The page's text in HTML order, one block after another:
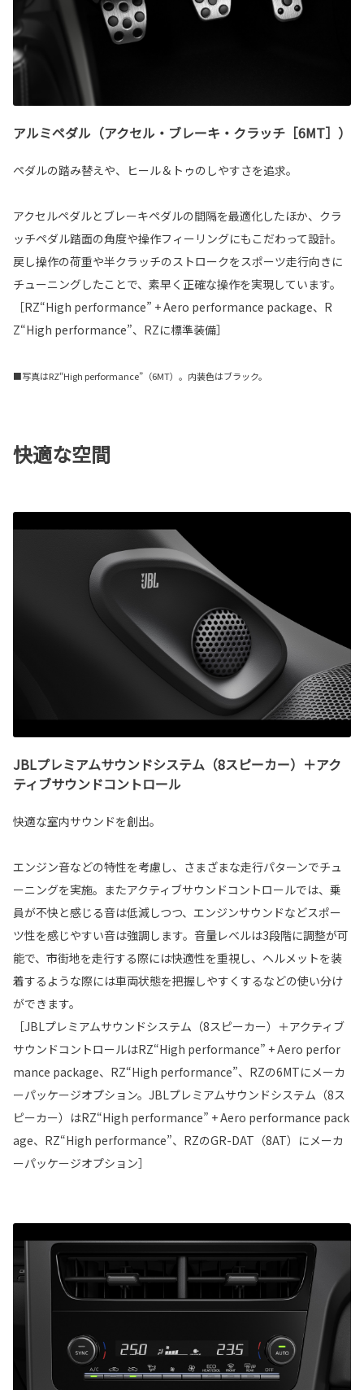
アルミペダル（アクセル・ブレーキ・クラッチ［6MT］）
ペダルの踏み替えや、ヒール＆トゥのしやすさを追求。
アクセルペダルとブレーキペダルの間隔を最適化したほか、クラ
ッチペダル踏面の角度や操作フィーリングにもこだわって設計。
戻し操作の荷重や半クラッチのストロークをスポーツ走行向きに
チューニングしたことで、素早く正確な操作を実現しています。
［RZ“High performance” + Aero performance package、R
Z“High performance”、RZに標準装備］
■写真はRZ“High performance”（6MT）。内装色はブラック。
快適な空間
JBLプレミアムサウンドシステム（8スピーカー）＋アク
ティブサウンドコントロール
快適な室内サウンドを創出。
エンジン音などの特性を考慮し、さまざまな走行パターンでチュ
ーニングを実施。またアクティブサウンドコントロールでは、乗
員が不快と感じる音は低減しつつ、エンジンサウンドなどスポー
ツ性を感じやすい音は強調します。音量レベルは3段階に調整が可
能で、市街地を走行する際には快適性を重視し、ヘルメットを装
着するような際には車両状態を把握しやすくするなどの使い分け
ができます。
［JBLプレミアムサウンドシステム（8スピーカー）＋アクティブ
サウンドコントロールはRZ“High performance” + Aero perfor
mance package、RZ“High performance”、RZの6MTにメーカ
ーパッケージオプション。JBLプレミアムサウンドシステム（8ス
ピーカー）はRZ“High performance” + Aero performance pack
age、RZ“High performance”、RZのGR-DAT（8AT）にメーカ
ーパッケージオプション］